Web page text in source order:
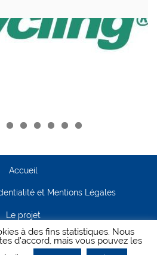
Accueil
et Mentions Légales
Le projet
Contact
à des fins statistiques. Nous
d'accord, mais vous pouvez les